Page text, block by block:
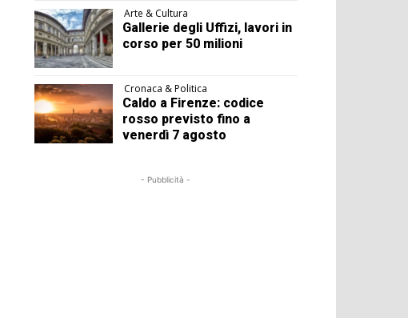
Arte & Cultura
Gallerie degli Uffizi, lavori in
corso per 50 milioni
Cronaca & Politica
Caldo a Firenze: codice
rosso previsto fino a
venerdì 7 agosto
- Pubblicità -